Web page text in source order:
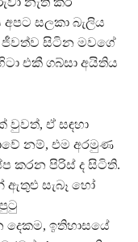
සලකා බැලිය
ජීවත්ව සිටින මවගේ
එකී ගබ්සා අයිතිය
වුවත්, ඒ සඳහා
නම්, එම අරමුණ
කරන පිරිස් ද සිටිති.
ඇතුළු සැබෑ හෝ
දෙකම, ඉතිහාසයේ